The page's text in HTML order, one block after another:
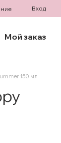
Вход
Мой заказ
150 мл